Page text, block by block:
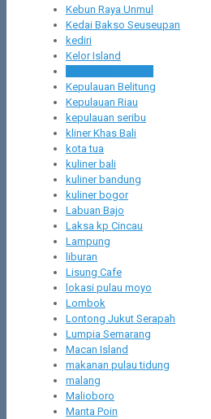
Kebun Raya Unmul
Kedai Bakso Seuseupan
kediri
Kelor Island
Kepulauan Belitung
Kepulauan Riau
kepulauan seribu
kliner Khas Bali
kota tua
kuliner bali
kuliner bandung
kuliner bogor
Labuan Bajo
Laksa kp Cincau
Lampung
liburan
Lisung Cafe
lokasi pulau moyo
Lombok
Lontong Jukut Serapah
Lumpia Semarang
Macan Island
makanan pulau tidung
malang
Malioboro
Manta Poin